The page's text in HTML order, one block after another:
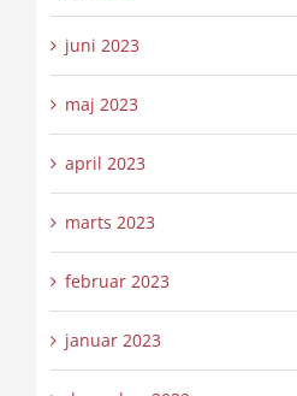
juni 2023
maj 2023
april 2023
marts 2023
februar 2023
januar 2023